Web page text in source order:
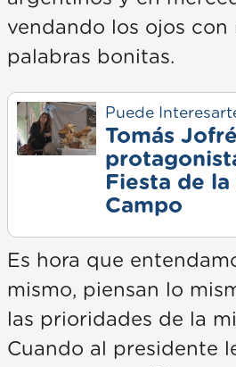
vendando los ojos con
palabras bonitas.
Puede
Tomás
Fiesta de
Campo
Es hora que
mismo, piensan lo
las prioridades de la
Cuando al presidente